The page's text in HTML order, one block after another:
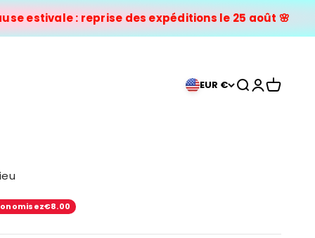
estivale : reprise des expéditions le 25 août 🌸
EUR € Ouvrir la
Ouvrir le
Voir le
€8.00